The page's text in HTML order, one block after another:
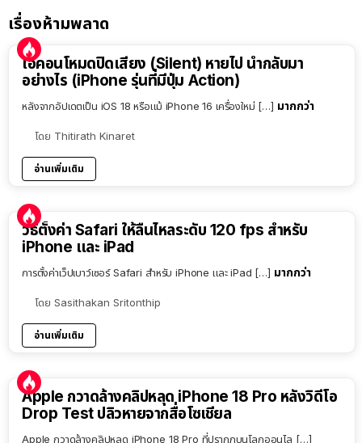
เรื่องห้ามพลาด
ไอคอนโหมดปิดเสียง (Silent) หายไป นำกลับมา
อย่างไร (iPhone รุ่นที่มีปุ่ม Action)
หลังจากอัปเดตเป็น iOS 18 หรือแม้ iPhone 16 เครื่องใหม่ […] มากกว่า
โดย Thitirath Kinaret
อ่านเพิ่มเติม
วิธีตั้งค่า Safari ให้ลื่นไหลระดับ 120 fps สำหรับ
iPhone และ iPad
การตั้งค่าเว็ปเบาว์เซอร์ Safari สำหรับ iPhone และ iPad […] มากกว่า
โดย Sasithakan Sritonthip
อ่านเพิ่มเติม
Apple กวาดล้างคลิปหลุด iPhone 18 Pro หลังวิดีโอ
Drop Test ปลิวหายจากสื่อโซเชียล
Apple กวาดล้างคลิปหลุด iPhone 18 Pro ที่ปรากฏบนโลกออนไล […]